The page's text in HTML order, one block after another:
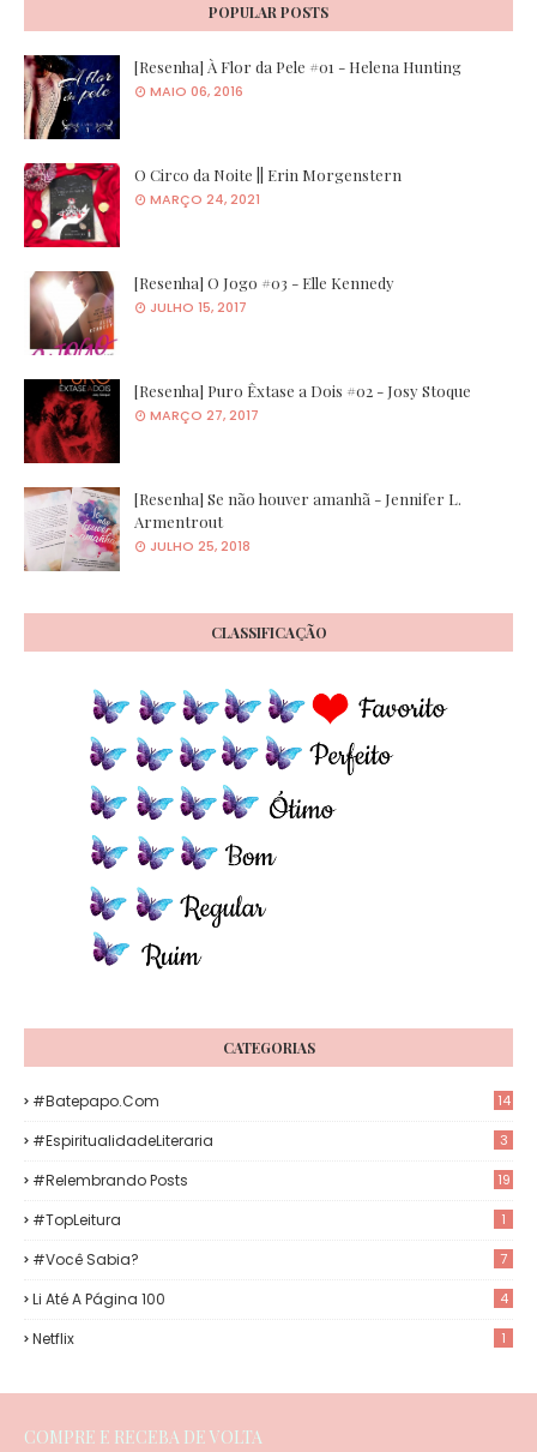
POPULAR POSTS
[Resenha] À Flor da Pele #01 - Helena Hunting
MAIO 06, 2016
O Circo da Noite || Erin Morgenstern
MARÇO 24, 2021
[Resenha] O Jogo #03 - Elle Kennedy
JULHO 15, 2017
[Resenha] Puro Êxtase a Dois #02 - Josy Stoque
MARÇO 27, 2017
[Resenha] Se não houver amanhã - Jennifer L.
Armentrout
JULHO 25, 2018
CLASSIFICAÇÃO
CATEGORIAS
#Batepapo.com 14
#EspiritualidadeLiteraria 3
#Relembrando Posts 19
#TopLeitura 1
#Você Sabia? 7
Li Até A Página 100 4
Netflix 1
COMPRE E RECEBA DE VOLTA